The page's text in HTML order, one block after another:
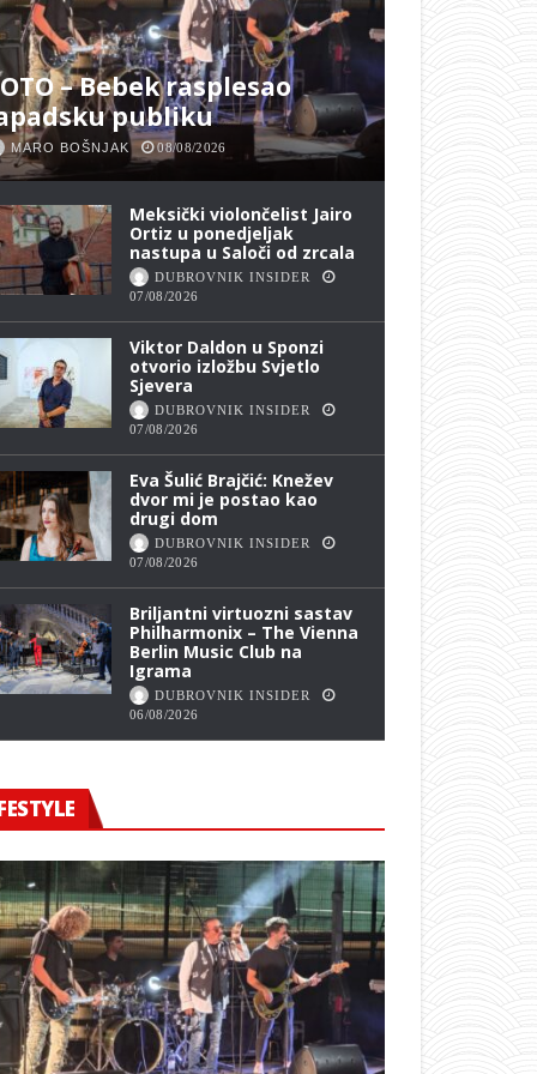
– Bebek rasplesao
publiku
MARO BOŠNJAK 08/08/2026
Meksički violončelist Jairo
Ortiz u ponedjeljak
nastupa u Saloči od zrcala
DUBROVNIK INSIDER
07/08/2026
Viktor Daldon u Sponzi
otvorio izložbu Svjetlo
Sjevera
DUBROVNIK INSIDER
07/08/2026
Eva Šulić Brajčić: Knežev
dvor mi je postao kao
drugi dom
DUBROVNIK INSIDER
07/08/2026
Briljantni virtuozni sastav
Philharmonix – The Vienna
Berlin Music Club na
Igrama
DUBROVNIK INSIDER
06/08/2026